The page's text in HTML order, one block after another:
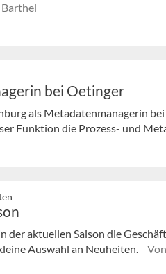
bei Oetinger
als Metadatenmanagerin
Funktion die Prozess- und
der aktuellen Saison die
Auswahl an Neuheiten.